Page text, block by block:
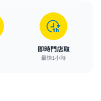
即時門店取
最快1小時